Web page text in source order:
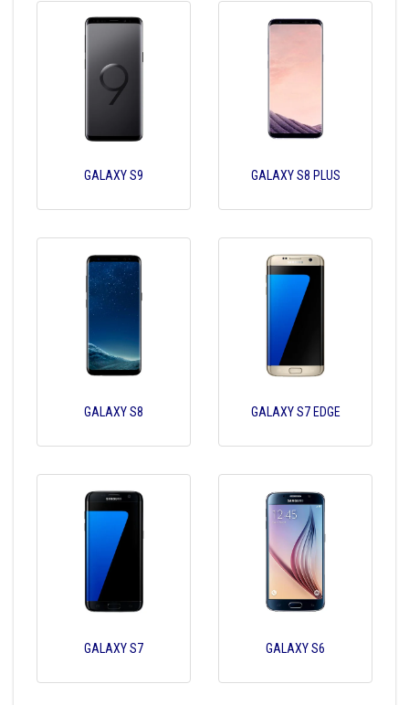
GALAXY S9 GALAXY S8 PLUS
GALAXY S8 GALAXY S7 EDGE
GALAXY S7 GALAXY S6